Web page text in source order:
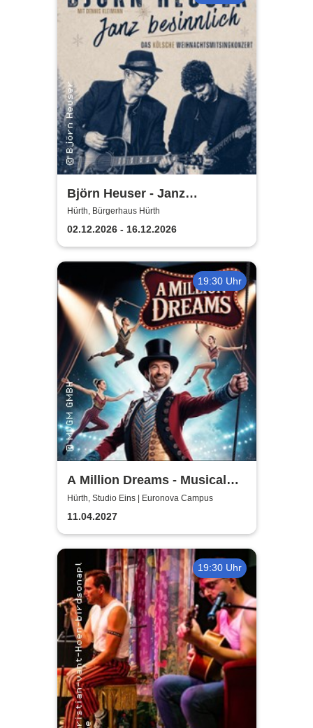
Björn Heuser - Janz
besinnlich
Hürth, Bürgerhaus Hürth
02.12.2026 - 16.12.2026
19:30 Uhr
A Million Dreams - Musical
Circus Show
Hürth, Studio Eins | Euronova Campus
11.04.2027
19:30 Uhr